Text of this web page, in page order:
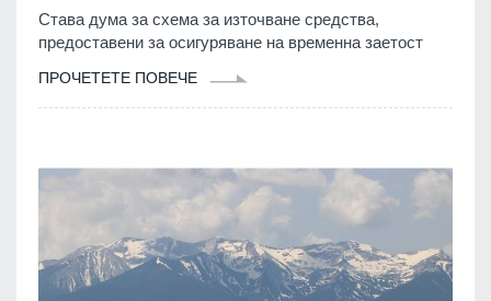
Става дума за схема за източване средства,
предоставени за осигуряване на временна заетост
ПРОЧЕТЕТЕ ПОВЕЧЕ